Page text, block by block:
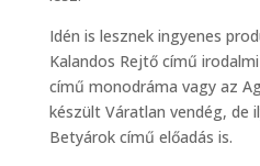
Idén is lesznek ingyenes
Kalandos Rejtő című
című monodráma vagy az
készült Váratlan vendég, de
Betyárok című előadás is.